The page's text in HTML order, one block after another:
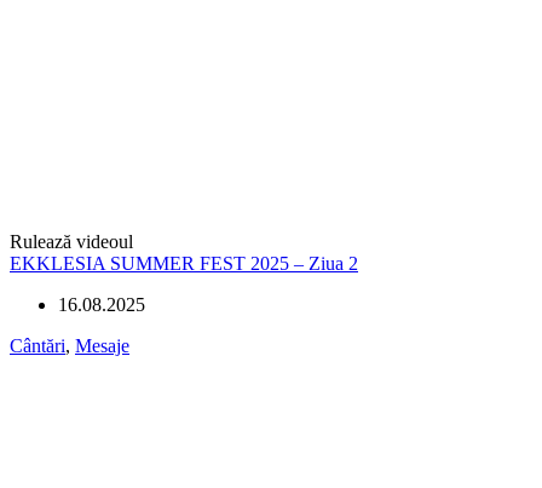
Rulează videoul
EKKLESIA SUMMER FEST 2025 – Ziua 2
16.08.2025
Cântări, Mesaje